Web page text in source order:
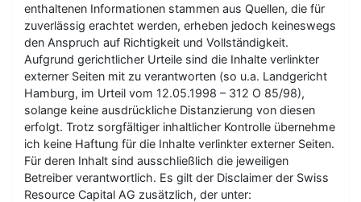
enthaltenen Informationen stammen aus Quellen, die für
zuverlässig erachtet werden, erheben jedoch keineswegs
den Anspruch auf Richtigkeit und Vollständigkeit.
Aufgrund gerichtlicher Urteile sind die Inhalte verlinkter
externer Seiten mit zu verantworten (so u.a. Landgericht
Hamburg, im Urteil vom 12.05.1998 – 312 O 85/98),
solange keine ausdrückliche Distanzierung von diesen
erfolgt. Trotz sorgfältiger inhaltlicher Kontrolle übernehme
ich keine Haftung für die Inhalte verlinkter externer Seiten.
Für deren Inhalt sind ausschließlich die jeweiligen
Betreiber verantwortlich. Es gilt der Disclaimer der Swiss
Resource Capital AG zusätzlich, der unter: